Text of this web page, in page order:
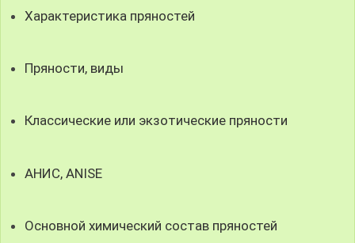
Характеристика пряностей
Пряности, виды
Классические или экзотические пряности
АНИС, ANISE
Основной химический состав пряностей